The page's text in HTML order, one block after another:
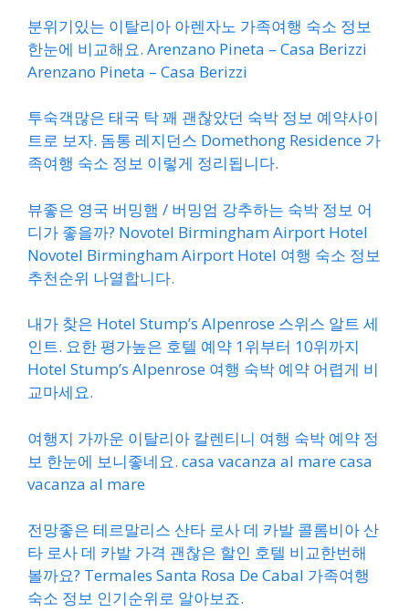
분위기있는 이탈리아 아렌자노 가족여행 숙소 정보
한눈에 비교해요. Arenzano Pineta – Casa Berizzi
Arenzano Pineta – Casa Berizzi
투숙객많은 태국 탁 꽤 괜찮았던 숙박 정보 예약사이
트로 보자. 돔통 레지던스 Domethong Residence 가
족여행 숙소 정보 이렇게 정리됩니다.
뷰좋은 영국 버밍햄 / 버밍엄 강추하는 숙박 정보 어
디가 좋을까? Novotel Birmingham Airport Hotel
Novotel Birmingham Airport Hotel 여행 숙소 정보
추천순위 나열합니다.
내가 찾은 Hotel Stump’s Alpenrose 스위스 알트 세
인트. 요한 평가높은 호텔 예약 1위부터 10위까지
Hotel Stump’s Alpenrose 여행 숙박 예약 어렵게 비
교마세요.
여행지 가까운 이탈리아 칼렌티니 여행 숙박 예약 정
보 한눈에 보니좋네요. casa vacanza al mare casa
vacanza al mare
전망좋은 테르말리스 산타 로사 데 카발 콜롬비아 산
타 로사 데 카발 가격 괜찮은 할인 호텔 비교한번해
볼까요? Termales Santa Rosa De Cabal 가족여행
숙소 정보 인기순위로 알아보죠.